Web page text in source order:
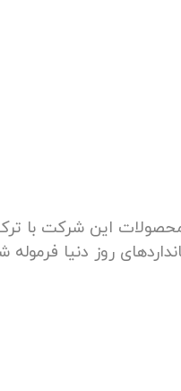
این شرکت با
روز دنیا فرموله